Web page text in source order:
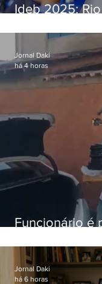
Ideb 2025: Rio
nacional
Funcionário é
Hospital do
Jornal Daki
há 4 horas
Jornal Daki
há 6 horas